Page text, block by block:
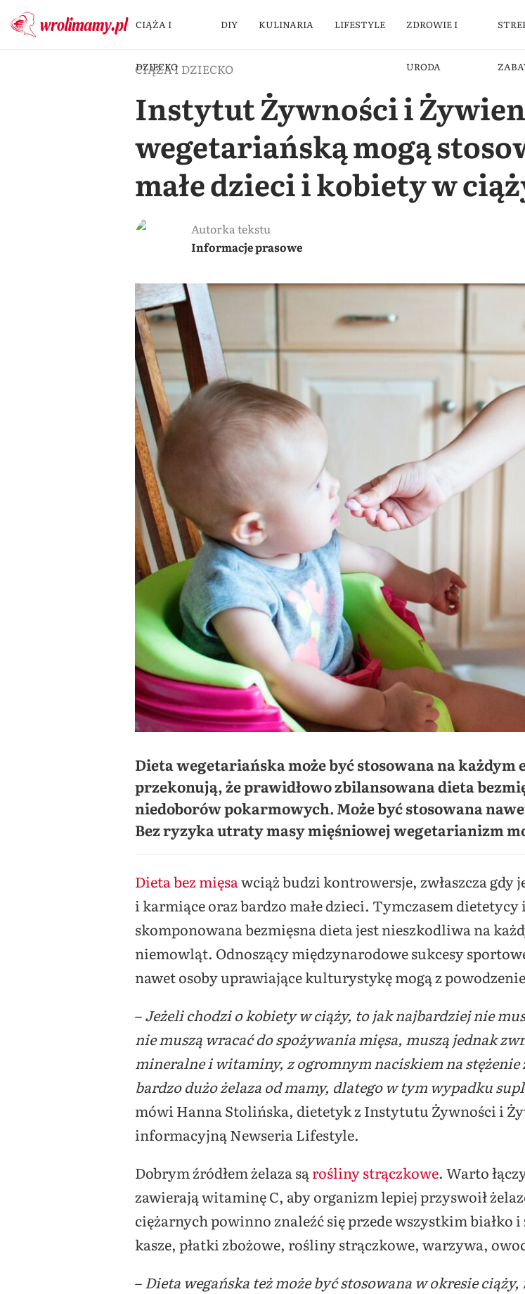
CIĄŻA I
DZIECKO
DIY KULINARIA LIFESTYLE ZDROWIE I
URODA
CIĄŻA I DZIECKO
Instytut Żywności i
wegetariańską mogą
małe dzieci i kobiety w
Autorka tekstu
Informacje prasowe
Dieta wegetariańska może być stosowana na
przekonują, że prawidłowo zbilansowana dieta
niedoborów pokarmowych. Może być stosowana
Bez ryzyka utraty masy mięśniowej wegetarianizm
Dieta bez mięsawciąż budzi kontrowersje, zwłaszcza gdy
i karmiące oraz bardzo małe dzieci. Tymczasem
skomponowana bezmięsna dieta jest nieszkodliwa na
niemowląt. Odnoszący międzynarodowe sukcesy
nawet osoby uprawiające kulturystykę mogą z
–Jeżeli chodzi o kobiety w ciąży, to jak najbardziej nie
nie muszą wracać do spożywania mięsa, muszą jednak
mineralne i witaminy, z ogromnym naciskiem na
bardzo dużo żelaza od mamy, dlatego w tym wypadku
mówi Hanna Stolińska, dietetyk z Instytutu Żywności i
informacyjną Newseria Lifestyle.
Dobrym źródłem żelaza są rośliny strączkowe. Warto
zawierają witaminę C, aby organizm lepiej przyswoił
ciężarnych powinno znaleźć się przede wszystkim białko i
kasze, płatki zbożowe, rośliny strączkowe, warzywa,
– Dieta wegańska też może być stosowana w okresie